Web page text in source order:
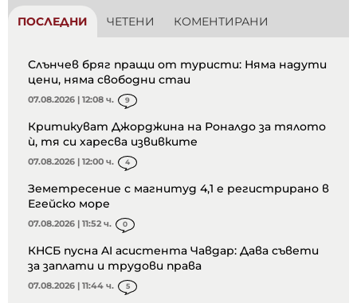
ПОСЛЕДНИ ЧЕТЕНИ КОМЕНТИРАНИ
Слънчев бряг пращи от туристи: Няма надути
цени, няма свободни стаи
07.08.2026 | 12:08 ч. 9
Критикуват Джорджина на Роналдо за тялото
ѝ, тя си харесва извивките
07.08.2026 | 12:00 ч. 4
Земетресение с магнитуд 4,1 е регистрирано в
Егейско море
07.08.2026 | 11:52 ч. 0
КНСБ пусна AI асистента Чавдар: Дава съвети
за заплати и трудови права
07.08.2026 | 11:44 ч. 5